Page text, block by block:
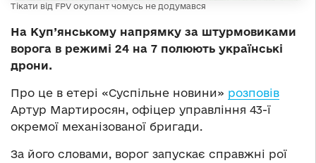
Тікати від FPV окупант чомусь не додумався
На Куп’янському напрямку за штурмовиками
ворога в режимі 24 на 7 полюють українські
дрони.
Про це в етері «Суспільне новини» розповів
Артур Мартиросян, офіцер управління 43-ї
окремої механізованої бригади.
За його словами, ворог запускає справжні рої